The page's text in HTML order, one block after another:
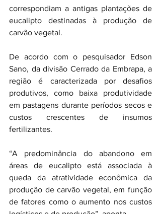
correspondiam a antigas plantações de
eucalipto destinadas à produção de
carvão vegetal.
De acordo com o pesquisador Edson
Sano, da divisão Cerrado da Embrapa, a
região é caracterizada por desafios
produtivos, como baixa produtividade
em pastagens durante períodos secos e
custos crescentes de insumos
fertilizantes.
“A predominância do abandono em
áreas de eucalipto está associada à
queda da atratividade econômica da
produção de carvão vegetal, em função
de fatores como o aumento nos custos